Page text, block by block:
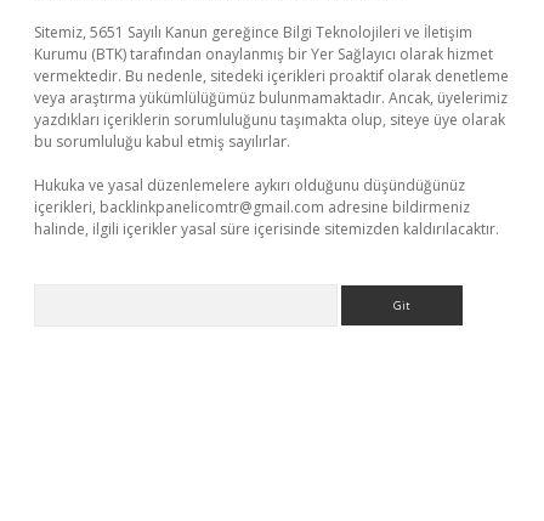
Sitemiz, 5651 Sayılı Kanun gereğince Bilgi Teknolojileri ve İletişim
Kurumu (BTK) tarafından onaylanmış bir Yer Sağlayıcı olarak hizmet
vermektedir. Bu nedenle, sitedeki içerikleri proaktif olarak denetleme
veya araştırma yükümlülüğümüz bulunmamaktadır. Ancak, üyelerimiz
yazdıkları içeriklerin sorumluluğunu taşımakta olup, siteye üye olarak
bu sorumluluğu kabul etmiş sayılırlar.
Hukuka ve yasal düzenlemelere aykırı olduğunu düşündüğünüz
içerikleri, backlinkpanelicomtr@gmail.com adresine bildirmeniz
halinde, ilgili içerikler yasal süre içerisinde sitemizden kaldırılacaktır.